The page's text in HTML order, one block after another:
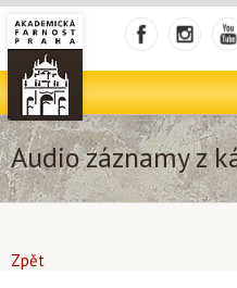
Audio záznamy z
Zpět